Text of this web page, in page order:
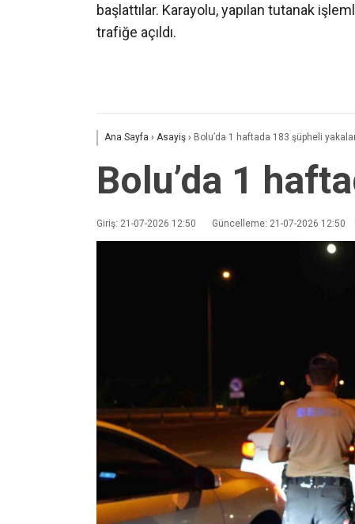
başlattılar. Karayolu, yapılan tutanak
trafiğe açıldı.
Ana Sayfa › Asayiş › Bolu’da 1 haftada 183 şüpheli
Bolu’da 1
Giriş: 21-07-2026 12:50 Güncelleme: 21-07-2026 12:50